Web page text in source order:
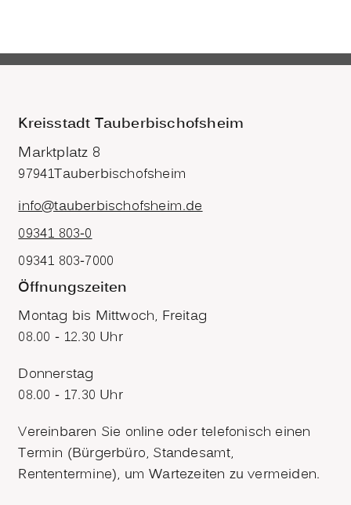
Kreisstadt Tauberbischofsheim
Marktplatz 8
97941Tauberbischofsheim
info@tauberbischofsheim.de
09341 803-0
09341 803-7000
Öffnungszeiten
Montag bis Mittwoch, Freitag
08.00 - 12.30 Uhr
Donnerstag
08.00 - 17.30 Uhr
Vereinbaren Sie online oder telefonisch einen
Termin (Bürgerbüro, Standesamt,
Rententermine), um Wartezeiten zu vermeiden.